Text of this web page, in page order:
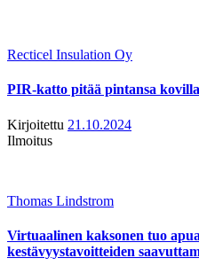
Recticel Insulation Oy
PIR-katto pitää pintansa
Kirjoitettu 21.10.2024
Ilmoitus
Thomas Lindstrom
Virtuaalinen kaksonen tuo
kestävyystavoitteiden